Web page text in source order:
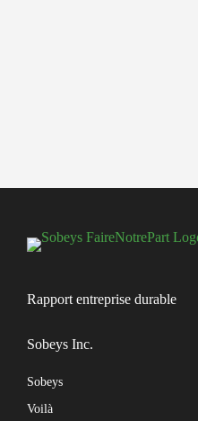
Rapport entreprise durable
Sobeys Inc.
Sobeys
Voilà